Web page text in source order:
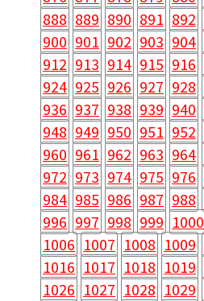
888 889 890 891 892
900 901 902 903 904
912 913 914 915 916
924 925 926 927 928
936 937 938 939 940
948 949 950 951 952
960 961 962 963 964
972 973 974 975 976
984 985 986 987 988
996 997 998 999 1000
1006 1007 1008 1009
1016 1017 1018 1019
1026 1027 1028 1029